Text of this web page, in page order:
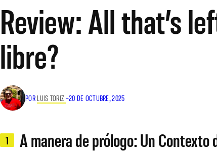
Review: All that’s
libre?
POR LUIS TORIZ –20 DE OCTUBRE, 2025
1 A manera de prólogo: Un Contexto